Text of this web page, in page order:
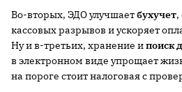
Во-вторых, ЭДО улучшаетбухучет,
кассовых разрывов и ускоряет
Ну и в-третьих, хранение ипоиск
в электронном виде упрощает
на пороге стоит налоговая с